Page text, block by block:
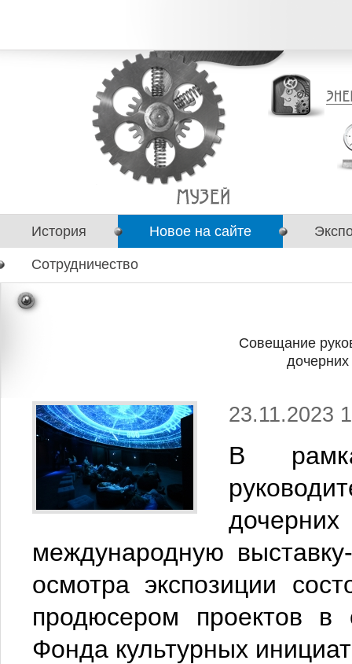
История Новое на сайте
Сотрудничество
Совещание
23.11.2023
В
международную
осмотра экспозиции
продюсером проектов в
Фонда культурных